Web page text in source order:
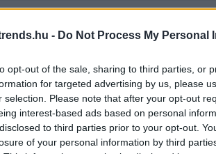
- Do Not Process My Personal
opt-out of the sale, sharing to third parties, or
for targeted advertising by us, please
selection. Please note that after your opt-out
interest-based ads based on personal
to third parties prior to your opt-out.
of your personal information by third
Tetszik